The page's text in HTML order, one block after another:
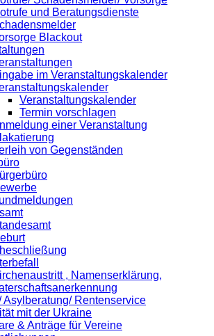
und Beratungsdienste
Blackout
im Veranstaltungskalender
Veranstaltungskalender
Termin vorschlagen
einer Veranstaltung
von Gegenständen
, Namenserklärung,
Asylberatung/ Rentenservice
mit der Ukraine
& Anträge für Vereine